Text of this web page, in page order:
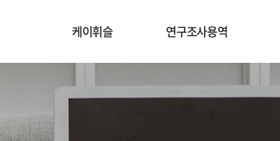
케이휘슬 연구조사용역